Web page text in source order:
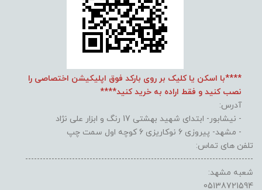
****با اسکن یا کلیک بر روی بارکد فوق اپلیکیشن اختصاصی را
نصب کنید و فقط اراده به خرید کنید****
آدرس:
- نیشابور- ابتدای شهید بهشتی 17 رنگ و ابزار علی نژاد
- مشهد- پیروزی 6 نوکاریزی 6 کوچه اول سمت چپ
تلفن های تماس:
------------------------------------------------------------------------------
شعبه مشهد:
05138721594